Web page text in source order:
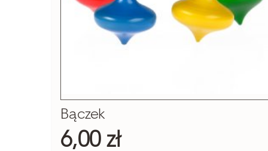
Bączek
6,00 zł